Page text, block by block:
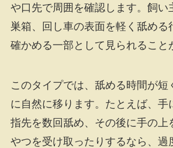
や口先で周囲を確認します。飼い
巣箱、回し車の表面を軽く舐める
確かめる一部として見られること
このタイプでは、舐める時間が短
に自然に移ります。たとえば、手
指先を数回舐め、その後に手の上
やつを受け取ったりするなら、過